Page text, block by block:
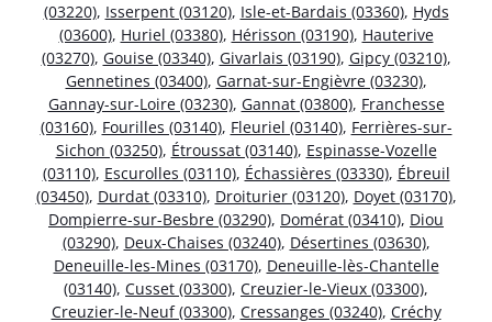
(03220), Isserpent (03120), Isle-et-Bardais (03360), Hyds
(03600), Huriel (03380), Hérisson (03190), Hauterive
(03270), Gouise (03340), Givarlais (03190), Gipcy (03210),
Gennetines (03400), Garnat-sur-Engièvre (03230),
Gannay-sur-Loire (03230), Gannat (03800), Franchesse
(03160), Fourilles (03140), Fleuriel (03140), Ferrières-sur-
Sichon (03250), Étroussat (03140), Espinasse-Vozelle
(03110), Escurolles (03110), Échassières (03330), Ébreuil
(03450), Durdat (03310), Droiturier (03120), Doyet (03170),
Dompierre-sur-Besbre (03290), Domérat (03410), Diou
(03290), Deux-Chaises (03240), Désertines (03630),
Deneuille-les-Mines (03170), Deneuille-lès-Chantelle
(03140), Cusset (03300), Creuzier-le-Vieux (03300),
Creuzier-le-Neuf (03300), Cressanges (03240), Créchy